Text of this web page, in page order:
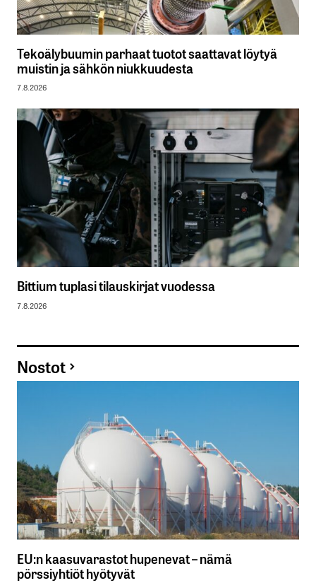
Tekoälybuumin parhaat tuotot saattavat löytyä
muistin ja sähkön niukkuudesta
7.8.2026
Bittium tuplasi tilauskirjat vuodessa
7.8.2026
Nostot
EU:n kaasuvarastot hupenevat – nämä
pörssiyhtiöt hyötyvät